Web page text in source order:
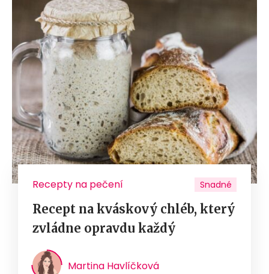
Recepty na pečení Snadné
Recept na kváskový chléb, který
zvládne opravdu každý
Martina Havlíčková